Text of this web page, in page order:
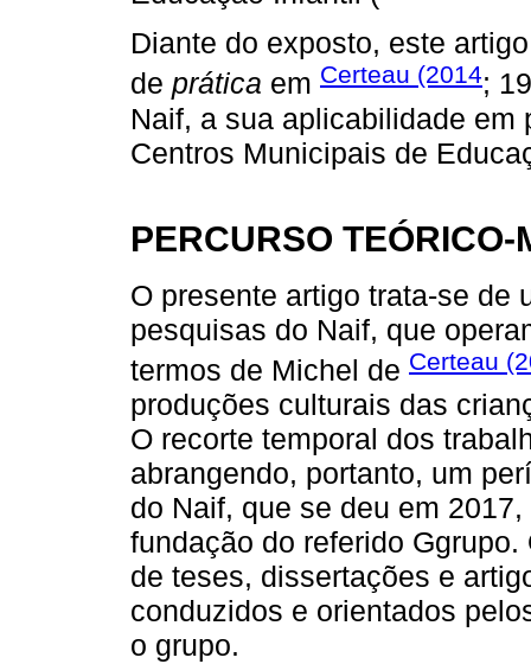
Diante do exposto, este
de prática em Certeau (2014;
Naif, a sua aplicabilidade
Centros Municipais de
PERCURSO TEÓRICO-
O presente artigo trata-se de
pesquisas do Naif, que
termos de Michel de Certeau
produções culturais das
O recorte temporal dos
abrangendo, portanto, um
do Naif, que se deu em
fundação do referido
de teses, dissertações e
conduzidos e orientados
o grupo.